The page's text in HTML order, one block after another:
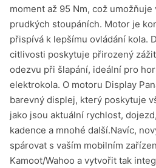
moment až 95 Nm, což
prudkých stoupáních. Motor je
přispívá k lepšímu ovládání kola.
citlivosti poskytuje přirozený
odezvu při šlapání, ideální pro
elektrokola. O motoru Display
barevný displej, který poskytuje
jako jsou aktuální rychlost,
kadence a mnohé další.Navíc,
spárovat s vaším mobilním
Kamoot/Wahoo a vytvořit tak